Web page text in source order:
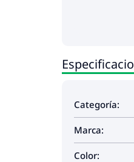
Categoría:
Marca:
Color: